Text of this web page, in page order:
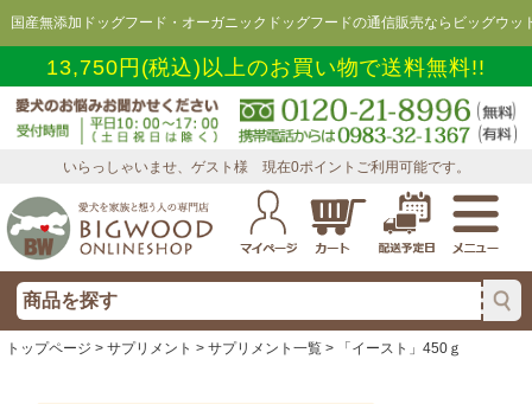
国産無添加ドッグフード・オーガニックドッグフードの通信販売ならビッグウッ
13,750円(税込)以上のお買い物で送料無料!!
いらっしゃいませ、ゲスト様 現在0ポイントご利用可能です。
トップページ > サプリメント > サプリメント一覧 > 「イースト」450ｇ